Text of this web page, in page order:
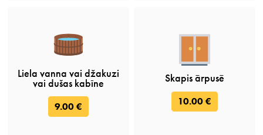
Liela vanna vai džakuzi
vai dušas kabīne
9.00 €
Skapis ārpusē
10.00 €